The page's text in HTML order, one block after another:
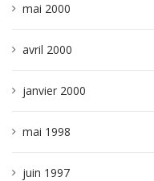
mai 2000
avril 2000
janvier 2000
mai 1998
juin 1997